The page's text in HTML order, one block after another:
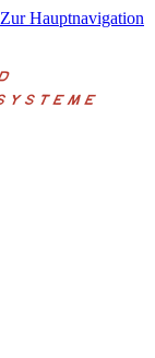
Zur Hauptnavigation